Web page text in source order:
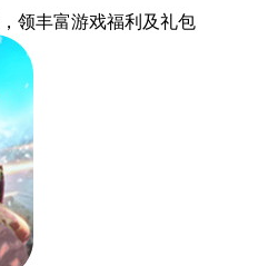
，领丰富游戏福利 及礼包